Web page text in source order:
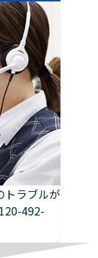
トラブルが
492-